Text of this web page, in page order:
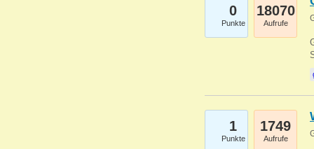
0
Punkte
18070
Aufrufe
1
Punkte
1749
Aufrufe